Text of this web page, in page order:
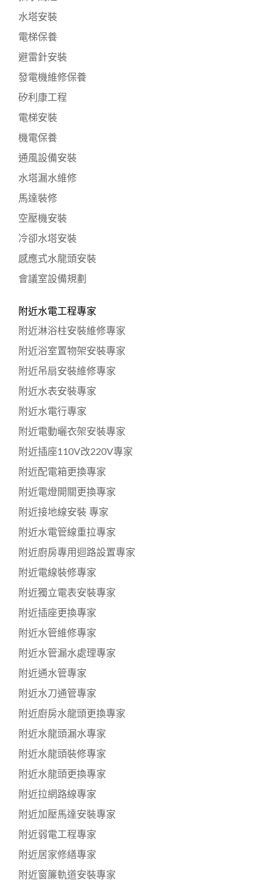
水塔安裝
電梯保養
避雷針安裝
發電機維修保養
矽利康工程
電梯安裝
機電保養
通風設備安裝
水塔漏水維修
馬達裝修
空壓機安裝
冷卻水塔安裝
感應式水龍頭安裝
會議室設備規劃
附近水電工程專家
附近淋浴柱安裝維修專家
附近浴室置物架安裝專家
附近吊扇安裝維修專家
附近水表安裝專家
附近水電行專家
附近電動曬衣架安裝專家
附近插座110V改220V專家
附近配電箱更換專家
附近電燈開關更換專家
附近接地線安裝 專家
附近水電管線重拉專家
附近廚房專用迴路設置專家
附近電線裝修專家
附近獨立電表安裝專家
附近插座更換專家
附近水管維修專家
附近水管漏水處理專家
附近通水管專家
附近水刀通管專家
附近廚房水龍頭更換專家
附近水龍頭漏水專家
附近水龍頭裝修專家
附近水龍頭更換專家
附近拉網路線專家
附近加壓馬達安裝專家
附近弱電工程專家
附近居家修繕專家
附近窗簾軌道安裝專家